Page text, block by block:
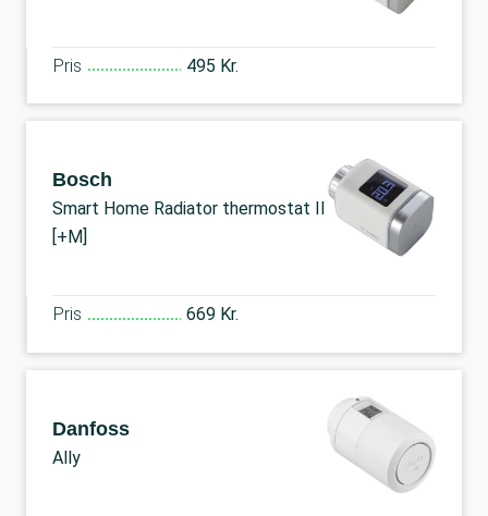
Pris 495 Kr.
Bosch
Smart Home Radiator thermostat II
[+M]
Pris 669 Kr.
Danfoss
Ally